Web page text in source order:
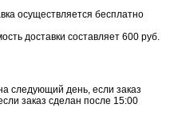
осуществляется бесплатно
доставки составляет 600 руб.
следующий день, если заказ
заказ сделан после 15:00